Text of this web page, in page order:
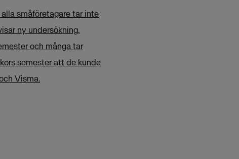
småföretagare tar inte
ny undersökning.
och många tar
semester att de kunde
Visma.